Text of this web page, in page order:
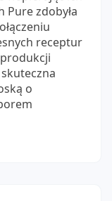
Pure zdobyła
receptur
o